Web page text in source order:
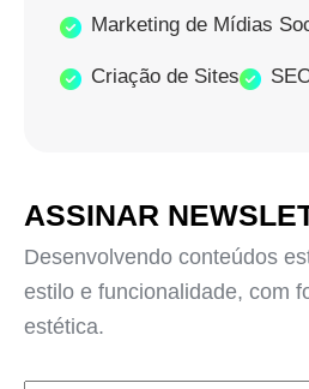
Marketing de Mídias
Criação de Sites
ASSINAR
Desenvolvendo conteúdos
estilo e funcionalidade, com
estética.